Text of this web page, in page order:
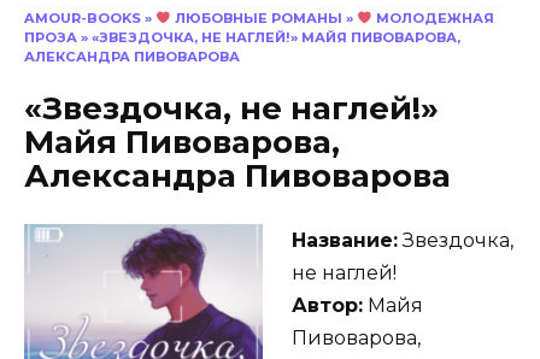
AMOUR-BOOKS » ЛЮБОВНЫЕ РОМАНЫ »
МОЛОДЕЖНАЯ
ПРОЗА » «ЗВЕЗДОЧКА, НЕ НАГЛЕЙ!» МАЙЯ ПИВОВАРОВА,
АЛЕКСАНДРА ПИВОВАРОВА
«Звездочка, не наглей!»
Майя Пивоварова,
Александра Пивоварова
Название:Звездочка,
не наглей!
Автор: Майя
Пивоварова,